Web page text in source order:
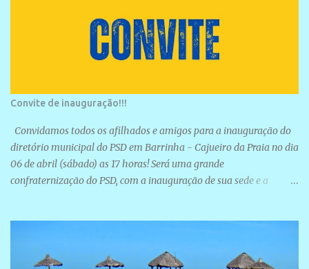
Convite de inauguração!!!
Convidamos todos os afilhados e amigos para a inauguração do
diretório municipal do PSD em Barrinha - Cajueiro da Praia no dia
06 de abril (sábado) as 17 horas! Será uma grande
confraternização do PSD, com a inauguração de sua sede e a